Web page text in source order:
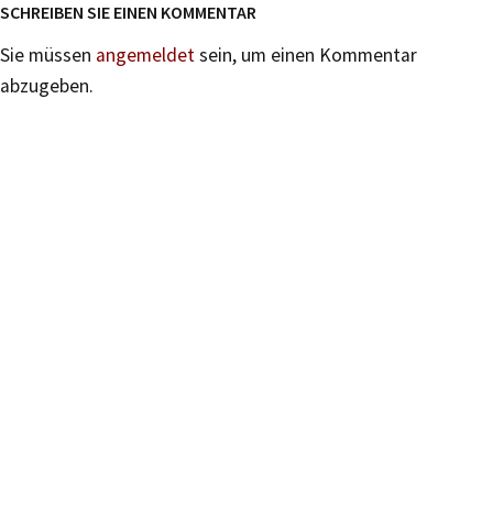
SCHREIBEN SIE EINEN KOMMENTAR
Sie müssen angemeldetsein, um einen Kommentar
abzugeben.